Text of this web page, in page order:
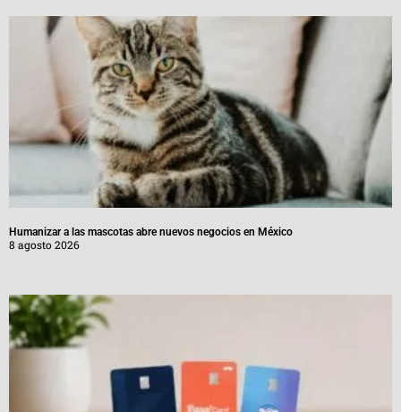
Humanizar a las mascotas abre nuevos negocios en México
8 agosto 2026